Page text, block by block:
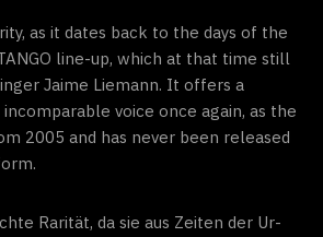
as it dates back to the days of the
line-up, which at that time still
Jaime Liemann. It offers a
voice once again, as the
2005 and has never been released
Rarität, da sie aus Zeiten der Ur-